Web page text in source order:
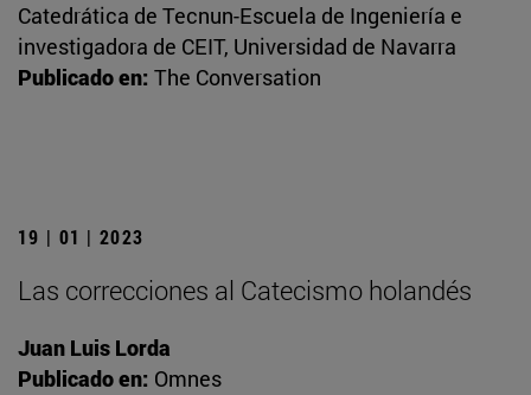
Catedrática de Tecnun-Escuela de Ingeniería e
investigadora de CEIT, Universidad de Navarra
Publicado en: The Conversation
19 | 01 | 2023
Las correcciones al Catecismo holandés
Juan Luis Lorda
Publicado en: Omnes